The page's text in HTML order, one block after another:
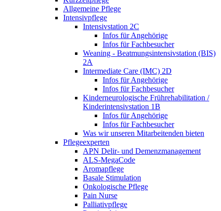
Allgemeine Pflege
Intensivpflege
Intensivstation 2C
Infos für Angehörige
Infos für Fachbesucher
Weaning - Beatmungsintensivstation (BIS)
2A
Intermediate Care (IMC) 2D
Infos für Angehörige
Infos für Fachbesucher
Kinderneurologische Frührehabilitation /
Kinderintensivstation 1B
Infos für Angehörige
Infos für Fachbesucher
Was wir unseren Mitarbeitenden bieten
Pflegeexperten
APN Delir- und Demenzmanagement
ALS-MegaCode
Aromapflege
Basale Stimulation
Onkologische Pflege
Pain Nurse
Palliativpflege